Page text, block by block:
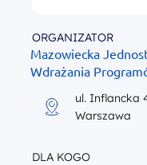
DLA KOGO
ORGANIZATOR
Mazowiecka
Wdrażania
ul. Inflancka
Warszawa